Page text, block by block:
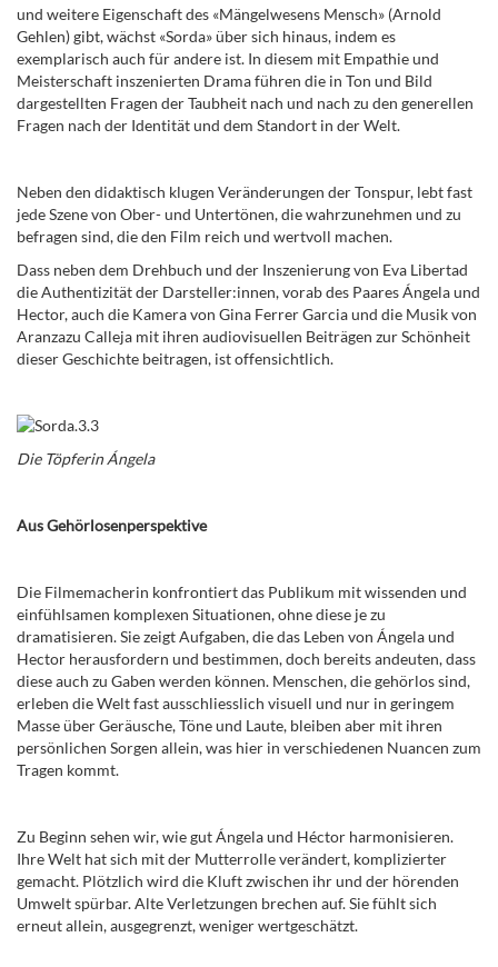
und weitere Eigenschaft des «Mängelwesens Mensch» (Arnold
Gehlen) gibt, wächst «Sorda» über sich hinaus, indem es
exemplarisch auch für andere ist. In diesem mit Empathie und
Meisterschaft inszenierten Drama führen die in Ton und Bild
dargestellten Fragen der Taubheit nach und nach zu den generellen
Fragen nach der Identität und dem Standort in der Welt.
Neben den didaktisch klugen Veränderungen der Tonspur, lebt fast
jede Szene von Ober- und Untertönen, die wahrzunehmen und zu
befragen sind, die den Film reich und wertvoll machen.
Dass neben dem Drehbuch und der Inszenierung von Eva Libertad
die Authentizität der Darsteller:innen, vorab des PaaresÁngela und
Hector, auch die Kamera von Gina Ferrer Garcia und die Musik von
Aranzazu Calleja mit ihren audiovisuellen Beiträgen zur Schönheit
dieser Geschichte beitragen, ist offensichtlich.
Die Töpferin Ángela
Aus Gehörlosenperspektive
Die Filmemacherin konfrontiert das Publikum mit wissenden und
einfühlsamen komplexen Situationen, ohne diese je zu
dramatisieren. Sie zeigt Aufgaben, die das Leben von Ángela und
Hector herausfordern und bestimmen, doch bereits andeuten, dass
diese auch zu Gaben werden können. Menschen, die gehörlos sind,
erleben die Welt fast ausschliesslich visuell und nur in geringem
Masse über Geräusche, Töne und Laute, bleiben aber mit ihren
persönlichen Sorgen allein, was hier in verschiedenen Nuancen zum
Tragen kommt.
Zu Beginn sehen wir, wie gut Ángela und Héctor harmonisieren.
Ihre Welt hat sich mit der Mutterrolle verändert, komplizierter
gemacht. Plötzlich wird die Kluft zwischen ihr und der hörenden
Umwelt spürbar. Alte Verletzungen brechen auf. Sie fühlt sich
erneut allein, ausgegrenzt, weniger wertgeschätzt.